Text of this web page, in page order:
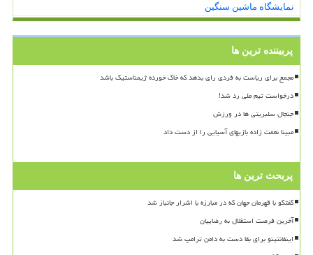
نمایشگاه ماشین سنگین
پربیننده ترین ها
مجمع برای ریاست به فردی رای بدهد که خاک خورده ژیمناستیک باشد
درخواست تیم ملی رد شد!
جنجال سلبریتی ها در ورزش
مبینا نعمت زاده بازیهای آسیایی را از دست داد
پربحث ترین ها
گفتگو با قهرمان جهان که در مبارزه با اشرار جانباز شد
آخرین فرصت استقلال به رضاییان
اینفانتینو برای بقا دست به دامن ترامپ شد